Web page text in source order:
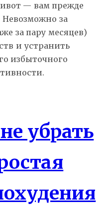
— вам прежде
Невозможно за
за пару месяцев)
и устранить
избыточного
убрать